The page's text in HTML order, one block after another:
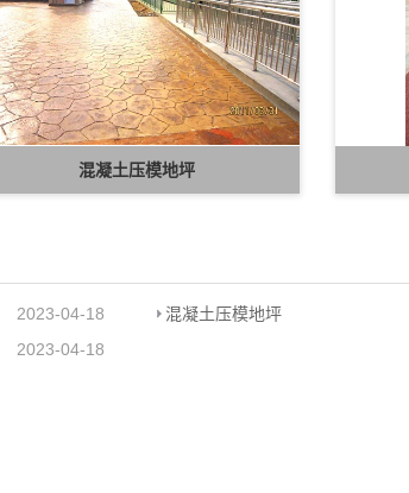
混凝土压模地坪
2023-04-18 混凝土压模地坪
2023-04-18